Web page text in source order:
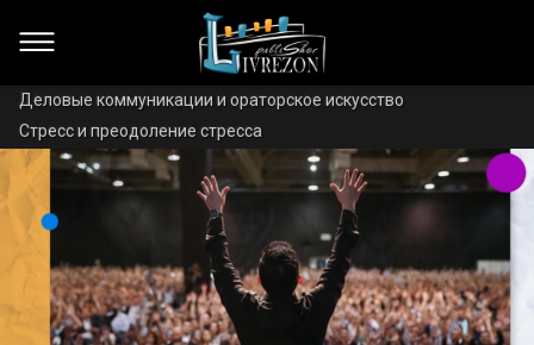
Деловые коммуникации и ораторское искусство
Стресс и преодоление стресса